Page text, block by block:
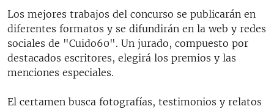
Los mejores trabajos del concurso se publicarán en
diferentes formatos y se difundirán en la web y redes
sociales de "Cuido60". Un jurado, compuesto por
destacados escritores, elegirá los premios y las
menciones especiales.
El certamen busca fotografías, testimonios y relatos